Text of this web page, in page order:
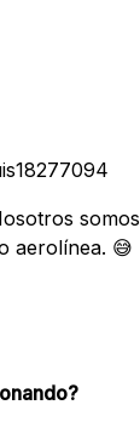
aerolínea. 😅